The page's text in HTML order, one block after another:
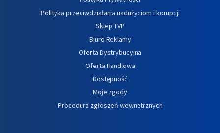
Polityka przeciwdziałania nadużyciom i korupcji
Sklep TVP
Biuro Reklamy
Oferta Dystrybucyjna
Oferta Handlowa
Dostępność
Moje zgody
Procedura zgłoszeń wewnętrznych